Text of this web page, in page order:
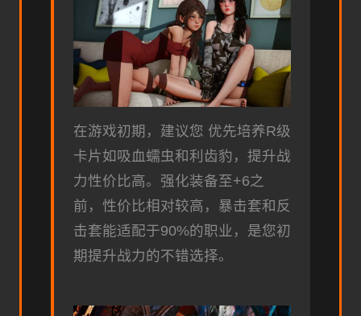
在游戏初期，建议您 优先培养R级
卡片如吸血蠕虫和利齿豹，提升战
力性价比高。强化装备至+6之
前，性价比相对较高，暴击套和反
击套能适配于90%的职业，是您初
期提升战力的不错选择。